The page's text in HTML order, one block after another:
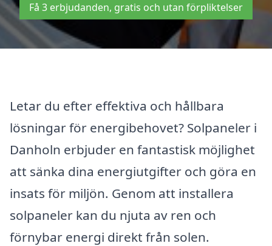
Få 3 erbjudanden, gratis och utan förpliktelser
Letar du efter effektiva och hållbara
lösningar för energibehovet? Solpaneler i
Danholn erbjuder en fantastisk möjlighet
att sänka dina energiutgifter och göra en
insats för miljön. Genom att installera
solpaneler kan du njuta av ren och
förnybar energi direkt från solen.